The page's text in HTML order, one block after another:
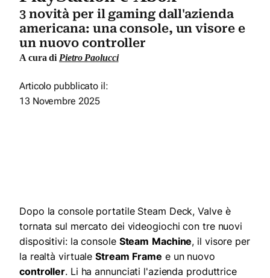
3 novità per il gaming dall'azienda
americana: una console, un visore e
un nuovo controller
A cura di Pietro Paolucci
Articolo pubblicato il:
13 Novembre 2025
Dopo la console portatile Steam Deck, Valve è
tornata sul mercato dei videogiochi con tre nuovi
dispositivi: la console Steam Machine, il visore per
la realtà virtualeStream Frame e un nuovo
controller. Li ha annunciati l'azienda produttrice